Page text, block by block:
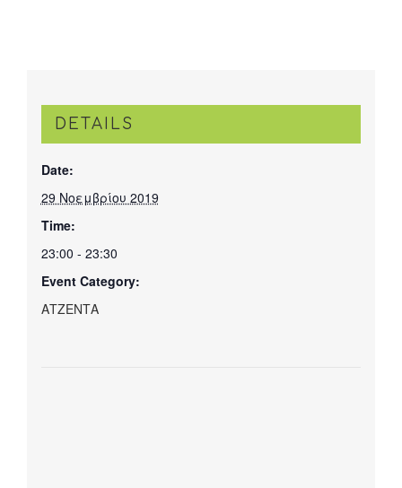
DETAILS
Date:
29 Νοεμβρίου 2019
Time:
23:00 - 23:30
Event Category:
ΑΤΖΕΝΤΑ